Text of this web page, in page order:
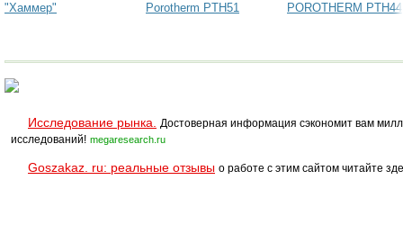
"Хаммер"
Porotherm PTH51
POROTHERM PTH44
Исследование рынка.
Достоверная информация сэкономит вам
исследований! megaresearch.ru
Goszakaz. ru: реальные отзывы о работе с этим сайтом читайте